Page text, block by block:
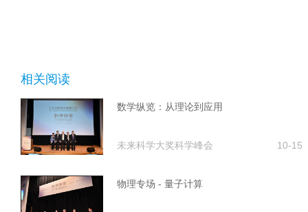
相关阅读
数学纵览：从理论到应用
未来科学大奖科学峰会 10-15
物理专场 - 量子计算